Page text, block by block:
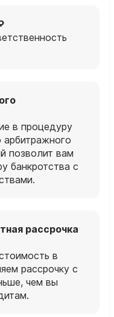
в процедуру
позволит вам
банкротства с
рассрочка
в
рассрочку с
чем вы